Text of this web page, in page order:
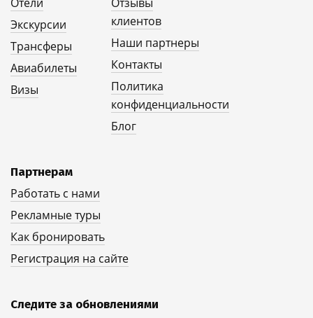
Экскурсии
Трансферы
Авиабилеты
Визы
клиентов
Наши партнеры
Контакты
Политика
конфиденциальности
Блог
Партнерам
Работать с нами
Рекламные туры
Как бронировать
Регистрация на сайте
Следите за обновлениями